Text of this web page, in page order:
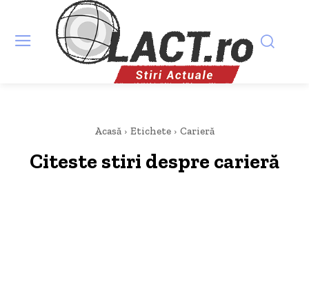
Acasă Etichete Carieră
Citeste stiri despre carieră